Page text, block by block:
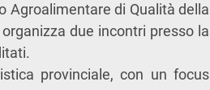
Agroalimentare di Qualità della
due incontri presso la
provinciale, con un focus